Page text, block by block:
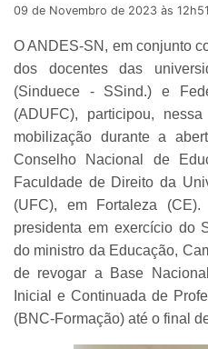
09 de Novembro de 2023 às 12h51
O ANDES-SN, em conjunto
dos docentes das
(Sinduece - SSind.) e
(ADUFC), participou,
mobilização durante a
Conselho Nacional de
Faculdade de Direito da
(UFC), em Fortaleza
presidenta em exercício do
do ministro da Educação,
de revogar a Base
Inicial e Continuada de
(BNC-Formação) até o final